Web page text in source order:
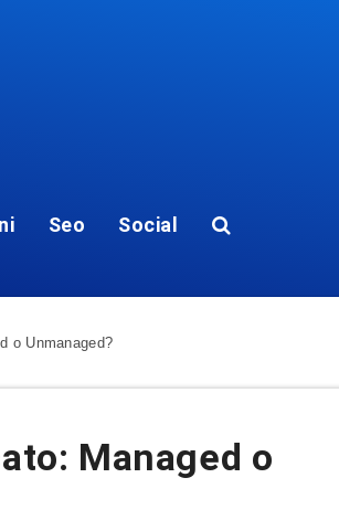
Seo Social
o Unmanaged?
Managed o